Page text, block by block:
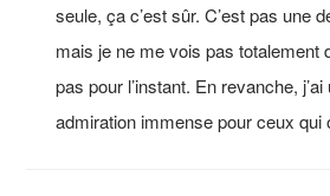
seule, ça c’est sûr. C’est pas une
mais je ne me vois pas totalement
pas pour l’instant. En revanche,
admiration immense pour ceux qui